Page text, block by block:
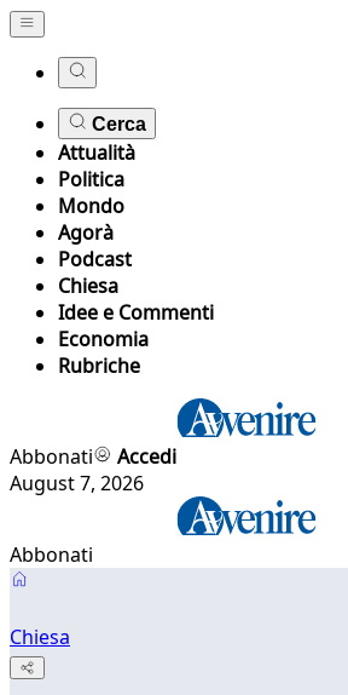
Cerca
Attualità
Politica
Mondo
Agorà
Podcast
Chiesa
Idee e Commenti
Economia
Rubriche
Abbonati
Accedi
August 7, 2026
Abbonati
Chiesa